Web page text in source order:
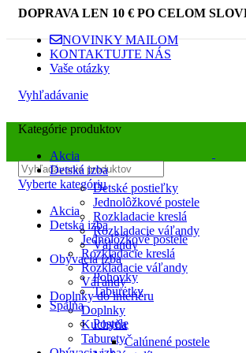
DOPRAVA LEN 10 € PO CELOM
NOVINKY MAILOM
KONTAKTUJTE NÁS
Vaše otázky
Vyhľadávanie
Vyberte kategóriu
Akcia
Detská izba
Jednolôžkové postele
Rozkladacie kreslá
Rozkladacie váľandy
Váľandy
Doplnky do interiéru
Doplnky
Kuchyňa
Taburety
Kategórie produktov
Akcia
Detská izba
Detské postieľky
Jednolôžkové postele
Rozkladacie kreslá
Rozkladacie váľandy
Váľandy
Obývacia izba
Pohovky
Taburetky
Spálňa
Postele
Čalúnené postele